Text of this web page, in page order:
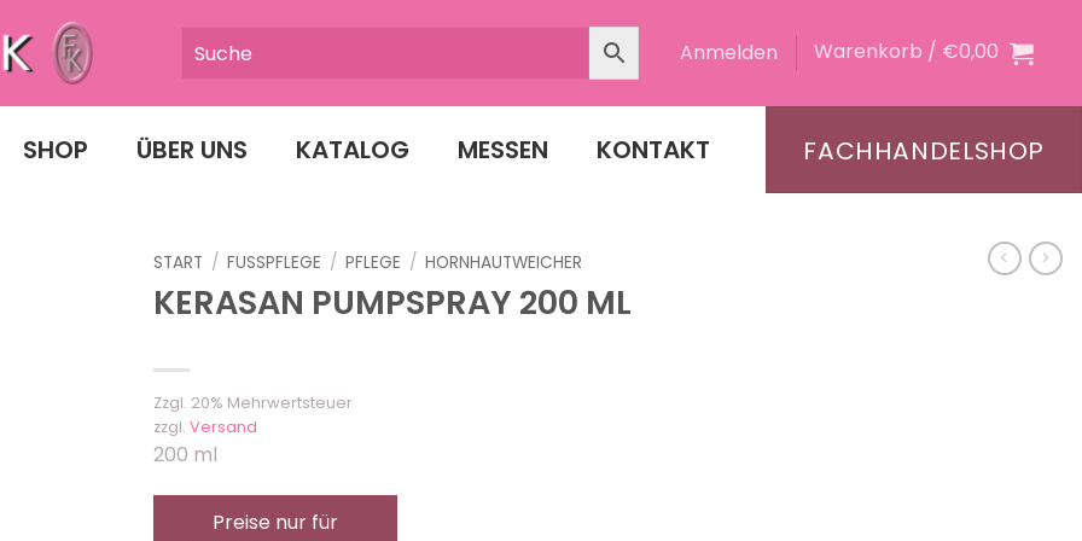
Anmelden Warenkorb / €0,00
SHOP ÜBER UNS KATALOG MESSEN KONTAKT FACHHANDELSHOP
START / FUSSPFLEGE / PFLEGE / HORNHAUTWEICHER
KERASAN PUMPSPRAY 200 ML
Zzgl. 20% Mehrwertsteuer
zzgl. Versand
200 ml
Preise nur für